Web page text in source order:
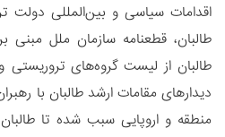
اقدامات سیاسی و بین‌­المللی
طالبان، قطعنامه سازمان ملل مبنی
طالبان از لیست گروه‌های
دیدارهای مقامات ارشد طالبان با
منطقه و اروپایی سبب شده تا